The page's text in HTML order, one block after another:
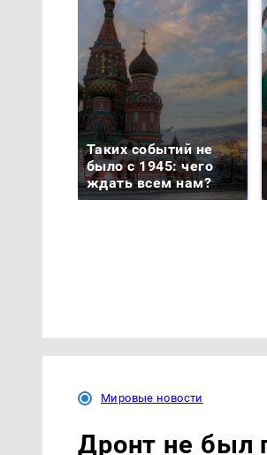
Таких событий не
было с 1945: чего
ждать всем нам?
Мировые новости
Дронт не был